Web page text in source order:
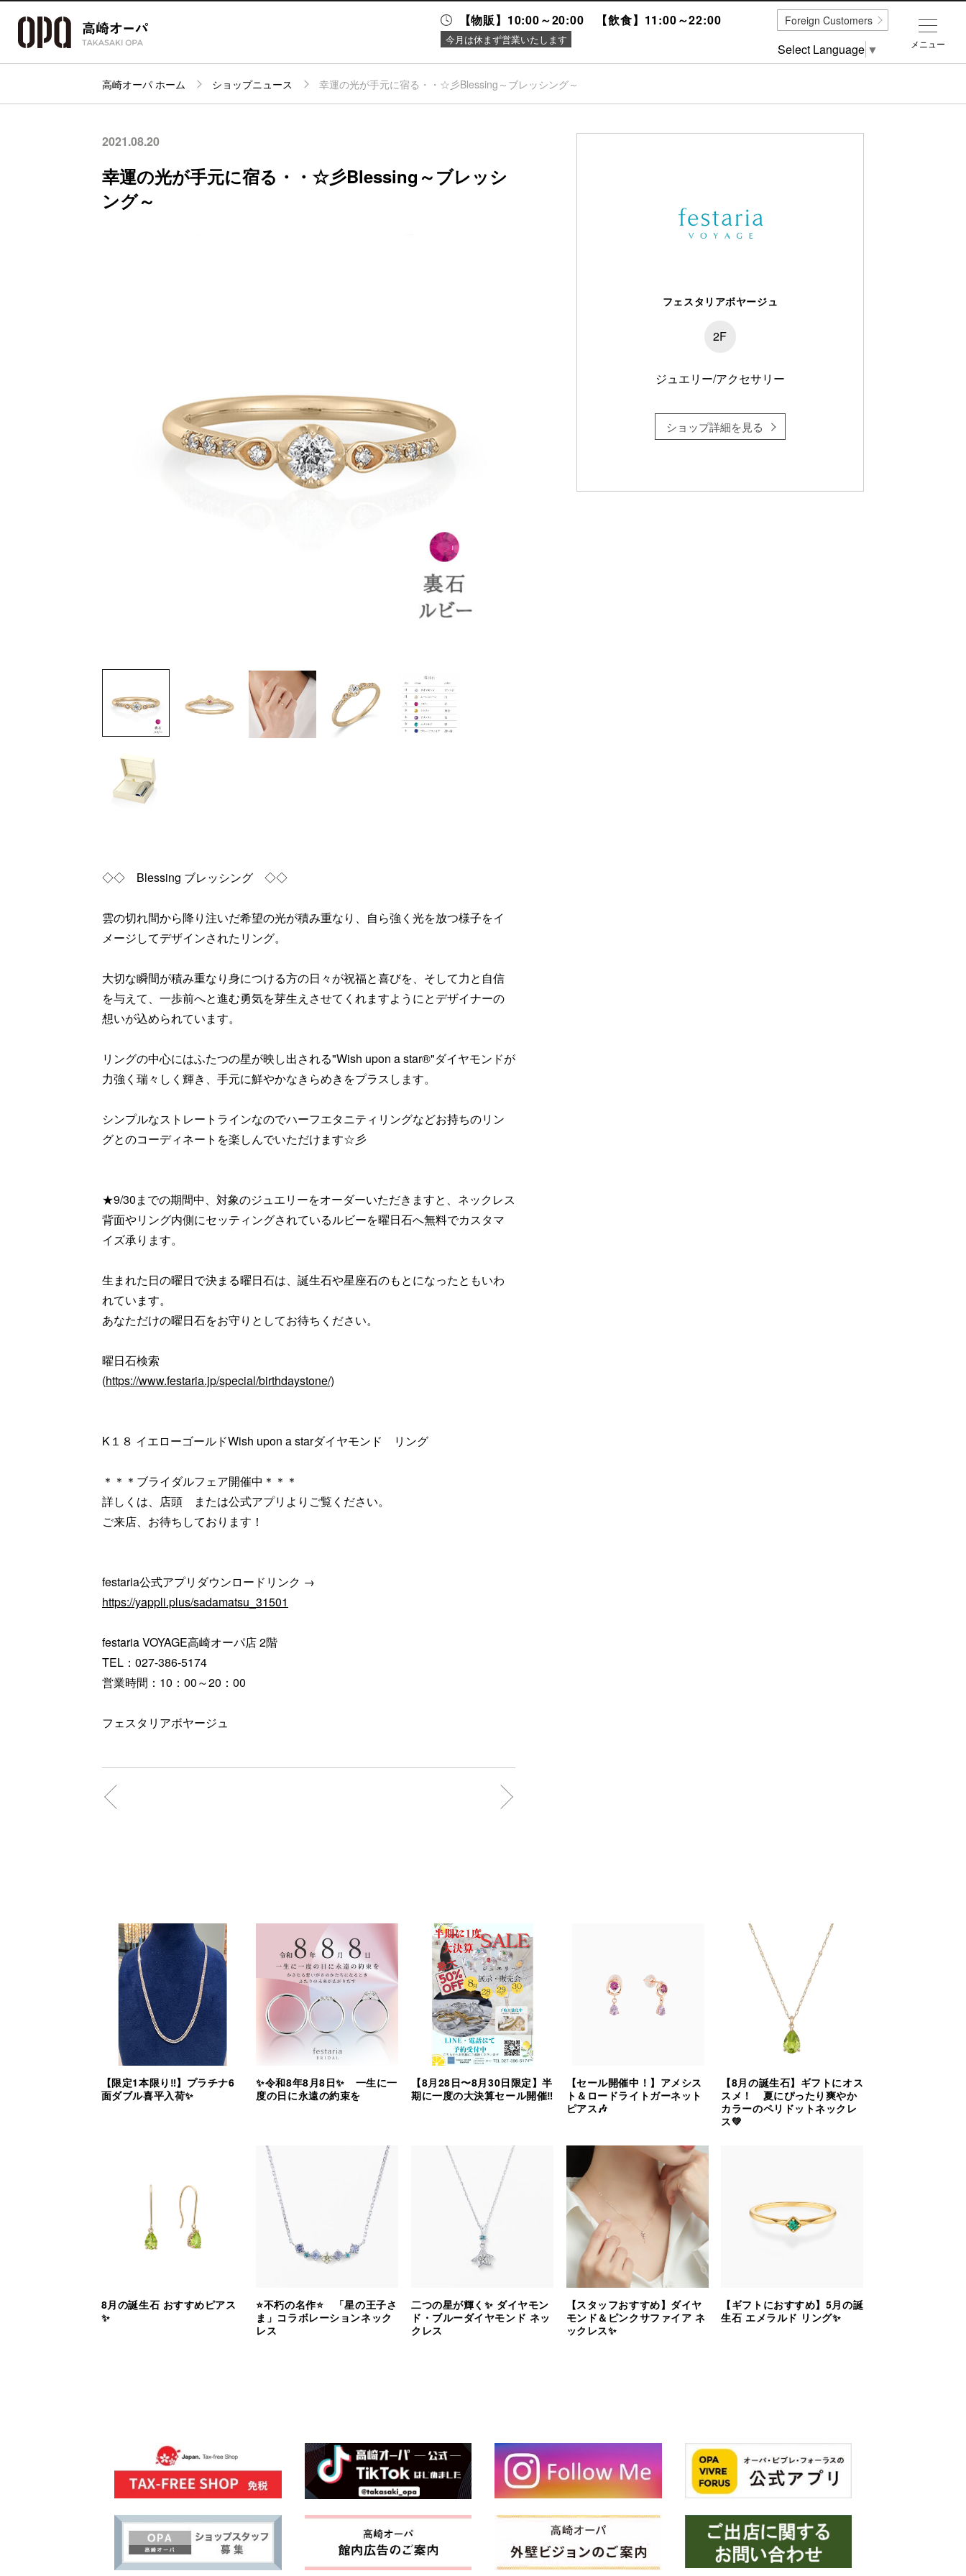
【物販】10:00～20:00 【飲食】11:00～22:00
今月は休まず営業いたします
パーキング
ニュース＆
イベント
高崎オーパ ホーム ショップニュース 幸運の光が手元に宿る・・☆彡Blessing～ブレッシング～
2021.08.20
幸運の光が手元に宿る・・☆彡Blessing～ブレッシ
ング～
◇◇ Blessing ブレッシング ◇◇
雲の切れ間から降り注いだ希望の光が積み重なり、自ら強く光を放つ様子をイ
メージしてデザインされたリング。
大切な瞬間が積み重なり身につける方の日々が祝福と喜びを、そして力と自信
を与えて、一歩前へと進む勇気を芽生えさせてくれますようにとデザイナーの
想いが込められています。
リングの中心にはふたつの星が映し出される"Wish upon a star®"ダイヤモンドが
力強く瑞々しく輝き、手元に鮮やかなきらめきをプラスします。
シンプルなストレートラインなのでハーフエタニティリングなどお持ちのリン
グとのコーディネートを楽しんでいただけます☆彡
★9/30までの期間中、対象のジュエリーをオーダーいただきますと、ネックレス
背面やリング内側にセッティングされているルビーを曜日石へ無料でカスタマ
イズ承ります。
生まれた日の曜日で決まる曜日石は、誕生石や星座石のもとになったともいわ
れています。
あなただけの曜日石をお守りとしてお待ちください。
曜日石検索
(https://www.festaria.jp/special/birthdaystone/)
K１８ イエローゴールドWish upon a starダイヤモンド リング
＊＊＊ブライダルフェア開催中＊＊＊
詳しくは、店頭 または公式アプリよりご覧ください。
ご来店、お待ちしております！
festaria公式アプリダウンロードリンク →
https://yappli.plus/sadamatsu_31501
festaria VOYAGE高崎オーパ店 2階
TEL：027-386-5174
営業時間：10：00～20：00
フェスタリアボヤージュ
フェスタリアボヤージュ
2F
ジュエリー/アクセサリー
ショップ詳細を見る
【限定1本限り‼︎】プラチナ6
面ダブル喜平入荷✨
✨令和8年8月8日✨ 一生に一
度の日に永遠の約束を
【8月28日〜8月30日限定】半
期に一度の大決算セール開催‼︎
【セール開催中！】アメシス
ト＆ロードライトガーネット
ピアス🎶
【8月の誕生石】ギフトにオス
スメ！ 夏にぴったり爽やか
カラーのペリドットネックレ
ス💚
8月の誕生石 おすすめピアス
✨
⭐️不朽の名作⭐️ 「星の王子さ
ま」コラボレーションネック
レス
二つの星が輝く✨ ダイヤモン
ド・ブルーダイヤモンド ネッ
クレス
【スタッフおすすめ】ダイヤ
モンド＆ピンクサファイア ネ
ックレス✨
【ギフトにおすすめ】5月の誕
生石 エメラルド リング✨
メニュー
Foreign Customers
Select Language ▼